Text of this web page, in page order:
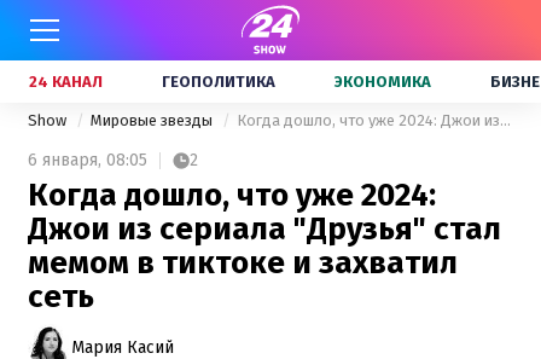
24 КАНАЛ ГЕОПОЛИТИКА ЭКОНОМИКА
Show Мировые звезды Когда дошло, что уже 2024: Джои из сериала "Друзья" стал мемом в тиктоке и захватил сеть
6 января, 08:05 2
Когда дошло, что уже 2024:
Джои из сериала "Друзья" стал
мемом в тиктоке и захватил
сеть
Мария Касий